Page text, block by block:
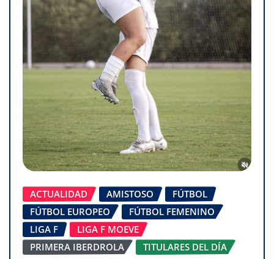
ACTUALIDAD AMISTOSO
FÚTBOL
FÚTBOL EUROPEO
FÚTBOL FEMENINO
LIGA F
LIGA F MOEVE
PRIMERA IBERDROLA
TITULARES DEL DÍA